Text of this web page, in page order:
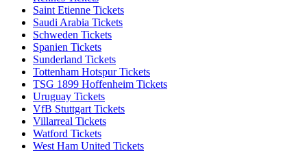
Saint Etienne Tickets
Saudi Arabia Tickets
Schweden Tickets
Spanien Tickets
Sunderland Tickets
Tottenham Hotspur Tickets
TSG 1899 Hoffenheim Tickets
Uruguay Tickets
VfB Stuttgart Tickets
Villarreal Tickets
Watford Tickets
West Ham United Tickets